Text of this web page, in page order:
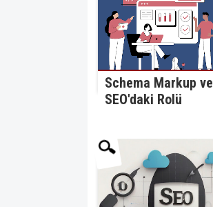
Schema Markup ve
SEO'daki Rolü
🔍